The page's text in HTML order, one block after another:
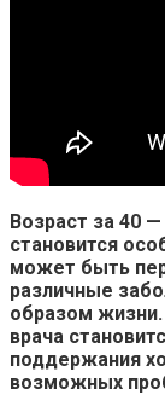
Возраст за 40
становится
может быть
различные
образом
врача
поддержания
возможных